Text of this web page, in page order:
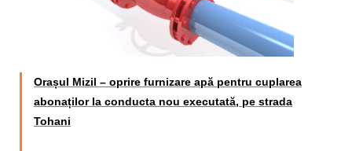
Informații de interes public
Comunicare
Contact
Orașul Mizil – oprire furnizare apă pentru cuplarea
abonaților la conducta nou executată, pe strada
Tohani